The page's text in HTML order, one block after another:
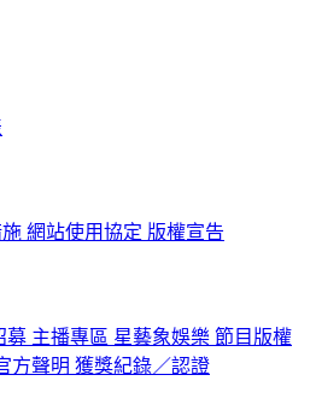
網站使用協定 版權宣告
募 主播專區 星藝象娛樂 節目版權
方聲明 獲獎紀錄／認證